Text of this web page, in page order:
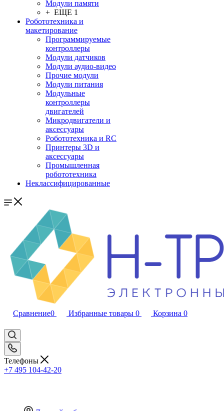
Модули памяти
+ ЕЩЕ 1
Робототехника и
макетирование
Программируемые
контроллеры
Модули датчиков
Модули аудио-видео
Прочие модули
Модули питания
Модульные
контроллеры
двигателей
Микродвигатели и
аксессуары
Робототехника и RC
Принтеры 3D и
аксессуары
Промышленная
робототехника
Неклассифицированные
Сравнение0 Избранные товары 0 Корзина 0
Телефоны
+7 495 104-42-20